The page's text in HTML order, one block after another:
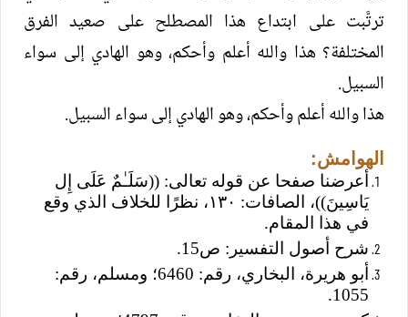
ترتَّبت على ابتداع هذا المصطلح على صعيد الفرق
المختلفة؟ هذا والله أعلم وأحكم، وهو الهادي إلى سواء
السبيل.
هذا والله أعلم وأحكم، وهو الهادي إلى سواء السبيل.
الهوامش:
أعرضنا صفحا عن قوله تعالى: ((سَلَـٰمٌ عَلَى إِل
يَاسِينَ))، الصافات: ١٣٠، نظرًا للخلاف الذي وقع
في هذا المقام.
شرح أصول التفسير: ص15.
أبو هريرة، البخاري، رقم: 6460؛ ومسلم، رقم:
1055.